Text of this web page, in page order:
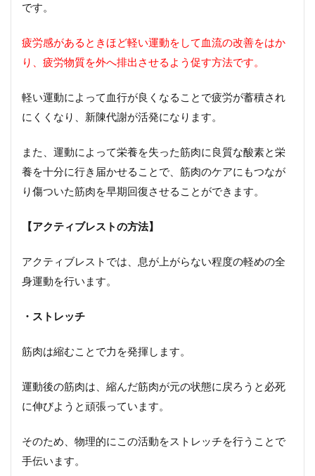
です。
疲労感があるときほど軽い運動をして血流の改善をはか
り、疲労物質を外へ排出させるよう促す方法です。
軽い運動によって血行が良くなることで疲労が蓄積され
にくくなり、新陳代謝が活発になります。
また、運動によって栄養を失った筋肉に良質な酸素と栄
養を十分に行き届かせることで、筋肉のケアにもつなが
り傷ついた筋肉を早期回復させることができます。
【アクティブレストの方法】
アクティブレストでは、息が上がらない程度の軽めの全
身運動を行います。
・ストレッチ
筋肉は縮むことで力を発揮します。
運動後の筋肉は、縮んだ筋肉が元の状態に戻ろうと必死
に伸びようと頑張っています。
そのため、物理的にこの活動をストレッチを行うことで
手伝います。